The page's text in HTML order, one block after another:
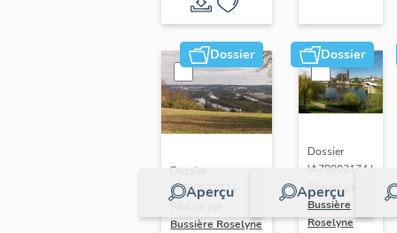
Dossier
Aperçu
Dossier
IA78002272 |
Bussière Roselyne
Dossier
Aperçu
Dossier
IA78002174 |
Réalisé par
Bussière
Roselyne